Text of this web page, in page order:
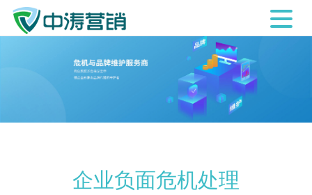
企业负面危机处理